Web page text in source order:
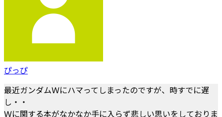
ぴっぴ
最近ガンダムＷにハマってしまったのですが、時すでに遅
し・・
Ｗに関する本がなかなか手に入らず悲しい思いをしておりま